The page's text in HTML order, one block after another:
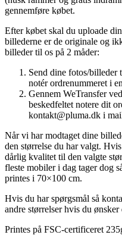
gennemføre købet.
Efter købet skal du uploade
billederne er de originale og
billeder til os på 2 måder:
Send dine fotos/
notér ordrenummeret i
Gennem WeTransfer
beskedfeltet notere dit
kontakt@pluma.dk i
Når vi har modtaget dine
den størrelse du har valgt.
dårlig kvalitet til den valgte
fleste mobiler i dag tager dog
printes i 70×100 cm.
Hvis du har spørgsmål så
andre størrelser hvis du ønsker
Printes på FSC-certificeret